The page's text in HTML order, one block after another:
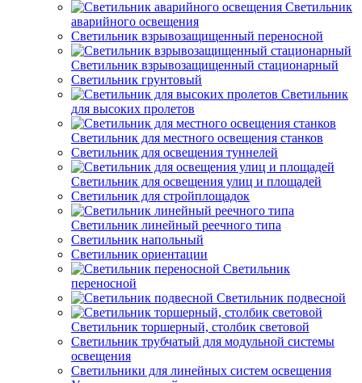
Светильник
аварийного освещения
Светильник взрывозащищенный переносной
Светильник взрывозащищенный стационарный
Светильник грунтовый
Светильник
для высоких пролетов
Светильник для местного освещения станков
Светильник для освещения туннелей
Светильник для освещения улиц и площадей
Светильник для стройплощадок
Светильник линейный реечного типа
Светильник напольный
Светильник ориентации
Светильник
переносной
Светильник подвесной
Светильник торшерный, столбик световой
Светильник трубчатый для модульной системы
освещения
Светильники для линейных систем освещения